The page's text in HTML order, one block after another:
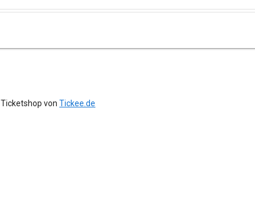
Ticketshop vonTickee.de